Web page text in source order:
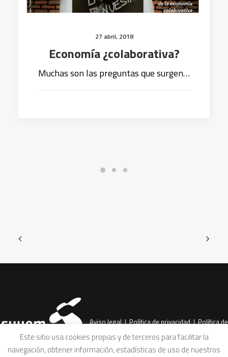
27 abril, 2018
Economía ¿colaborativa?
Muchas son las preguntas que surgen…
Aviso legal|Política de privacidad|Política de
Este sitio usa cookies propias y de terceros para facilitar la
navegación, obtener información, estadísticas de uso de nuestros